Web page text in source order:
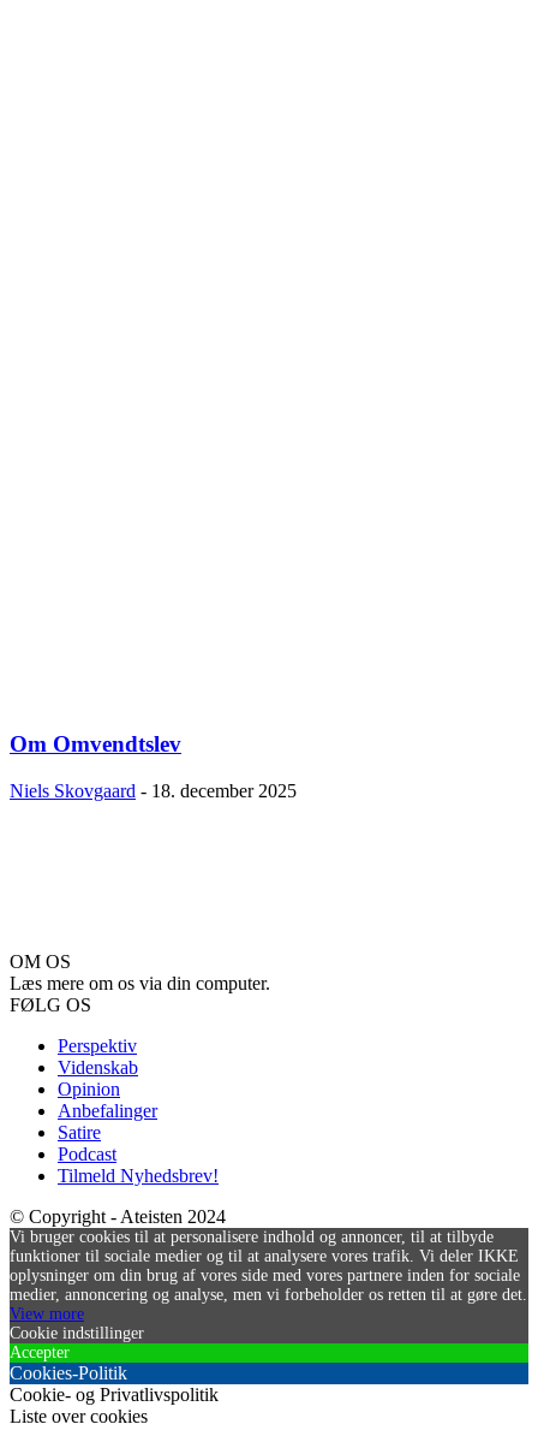
Om Omvendtslev
Niels Skovgaard - 18. december 2025
OM OS
Læs mere om os via din computer.
FØLG OS
Perspektiv
Videnskab
Opinion
Anbefalinger
Satire
Podcast
Tilmeld Nyhedsbrev!
© Copyright - Ateisten 2024
Vi bruger cookies til at personalisere indhold og annoncer, til at tilbyde
funktioner til sociale medier og til at analysere vores trafik. Vi deler IKKE
oplysninger om din brug af vores side med vores partnere inden for sociale
medier, annoncering og analyse, men vi forbeholder os retten til at gøre det.
View more
Cookie indstillinger
Accepter
Cookies-Politik
Cookie- og Privatlivspolitik
Liste over cookies